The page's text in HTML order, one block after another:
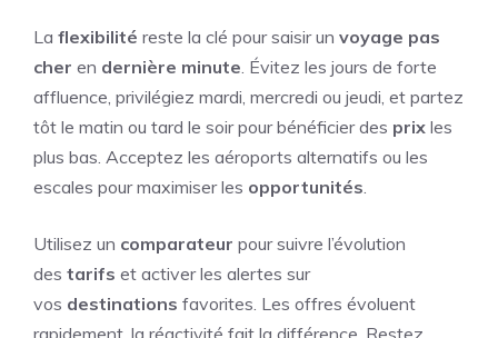
La flexibilité reste la clé pour saisir un voyage pas
cher en dernière minute . Évitez les jours de forte
affluence, privilégiez mardi, mercredi ou jeudi, et partez
tôt le matin ou tard le soir pour bénéficier des prix les
plus bas. Acceptez les aéroports alternatifs ou les
escales pour maximiser les opportunités
Utilisez un comparateur pour suivre l’évolution
des tarifs et activer les alertes sur
vos destinations favorites. Les offres évoluent
rapidement, la réactivité fait la différence. Restez